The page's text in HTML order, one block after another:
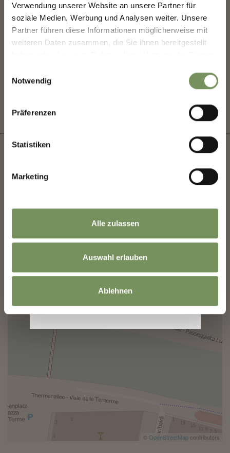
Verwendung unserer Website an unsere Partner für
soziale Medien, Werbung und Analysen weiter. Unsere
Partner führen diese Informationen möglicherweise mit
weiteren Daten zusammen, die Sie ihnen bereitgestellt
Notwendig
Präferenzen
Statistiken
Marketing
Alle zulassen
Auswahl erlauben
Ablehnen
JA NEIN
© OpenStreetMap contributors
GEMEINSAM.
Deine Meinung zählt. Scannen, teilen, bewegen.